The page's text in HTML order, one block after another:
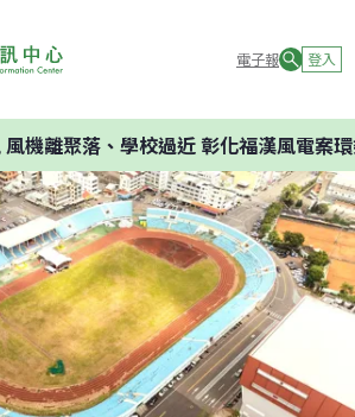
電子報 登入
聚落、學校過近 彰化福漢風電案環委建